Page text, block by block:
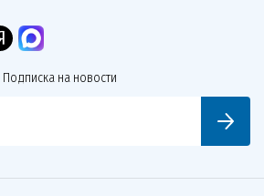
Подписка на новости